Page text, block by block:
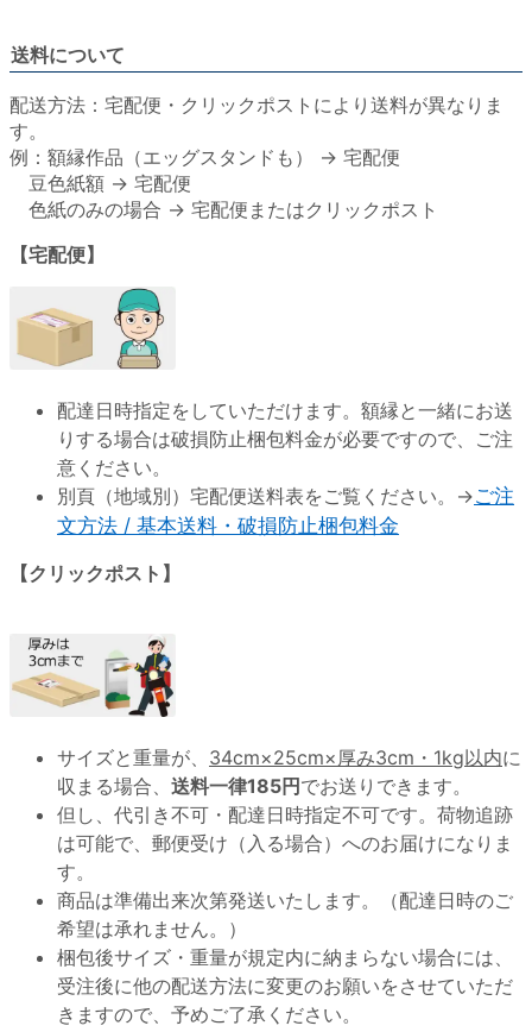
送料について
配送方法：宅配便・クリックポストにより送料が異なりま
す。
例：額縁作品（エッグスタンドも） → 宅配便
豆色紙額 → 宅配便
色紙のみの場合 → 宅配便またはクリックポスト
【宅配便】
配達日時指定をしていただけます。額縁と一緒にお送
りする場合は破損防止梱包料金が必要ですので、ご注
意ください。
別頁（地域別）宅配便送料表をご覧ください。→ご注
文方法 / 基本送料・破損防止梱包料金
【クリックポスト】
サイズと重量が、 34cm×25cm×厚み3cm・1kg以内に
収まる場合、 送料一律185円 でお送りできます。
但し、代引き不可・配達日時指定不可です。荷物追跡
は可能で、郵便受け（入る場合）へのお届けになりま
す。
商品は準備出来次第発送いたします。（配達日時のご
希望は承れません。）
梱包後サイズ・重量が規定内に納まらない場合には、
受注後に他の配送方法に変更のお願いをさせていただ
きますので、予めご了承ください。